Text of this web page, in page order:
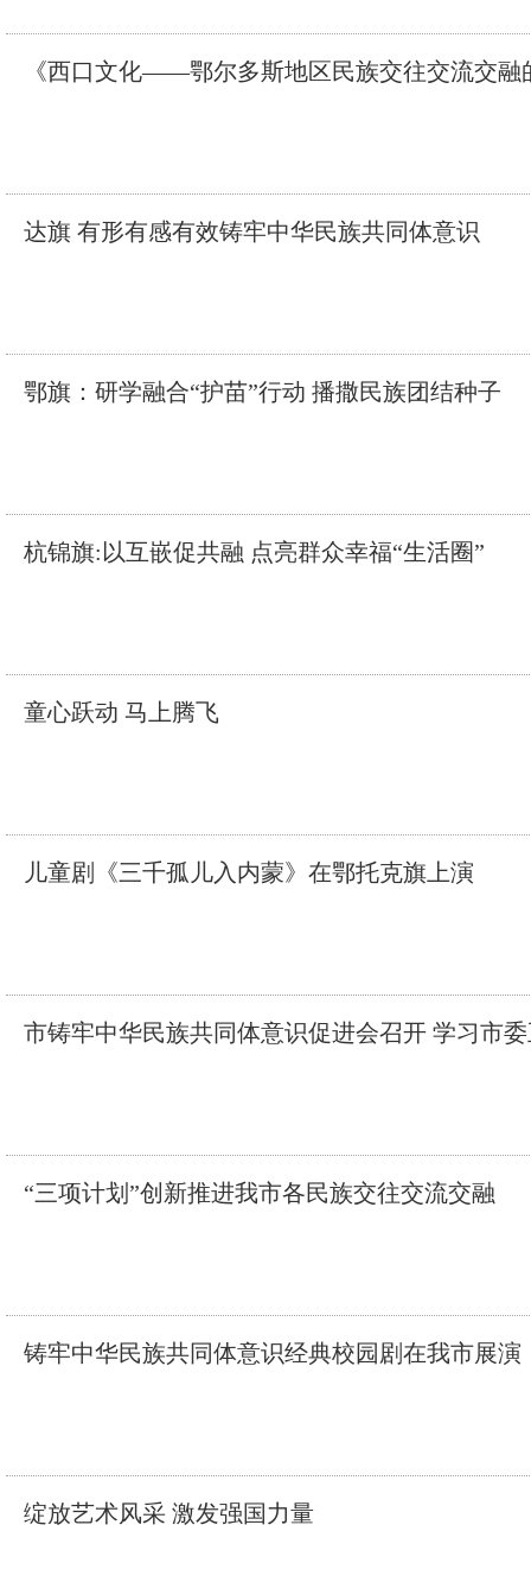
《西口文化——鄂尔多斯地区民族交往交流交融
达旗 有形有感有效铸牢中华民族共同体意识
鄂旗：研学融合“护苗”行动 播撒民族团结种子
杭锦旗:以互嵌促共融 点亮群众幸福“生活圈”
童心跃动 马上腾飞
儿童剧《三千孤儿入内蒙》在鄂托克旗上演
市铸牢中华民族共同体意识促进会召开 学习市
“三项计划”创新推进我市各民族交往交流交融
铸牢中华民族共同体意识经典校园剧在我市展演
绽放艺术风采 激发强国力量